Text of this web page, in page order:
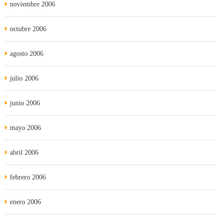
noviembre 2006
octubre 2006
agosto 2006
julio 2006
junio 2006
mayo 2006
abril 2006
febrero 2006
enero 2006